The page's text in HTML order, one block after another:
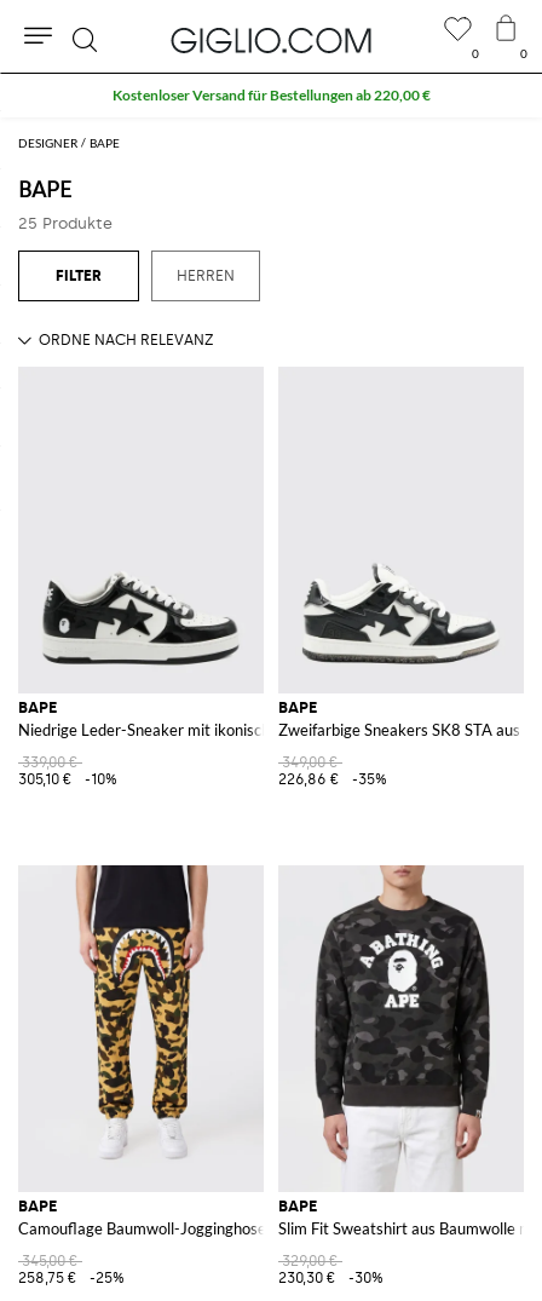
DESIGNER BAPE
BAPE
25 Produkte
HERREN
BAPE
Niedrige Leder-Sneaker mit ikonischem zweifarbigem Sternen-Print
339,00 €
305,10 €
-10%
BAPE
Zweifarbige Sneakers SK8 STA aus
349,00 €
226,86 €
-35%
BAPE
Camouflage Baumwoll-Jogginghose
345,00 €
258,75 €
-25%
BAPE
Slim Fit Sweatshirt aus Baumwolle
329,00 €
230,30 €
-30%
0 0
Suche
Kostenloser Versand für Bestellungen ab 220,00 €